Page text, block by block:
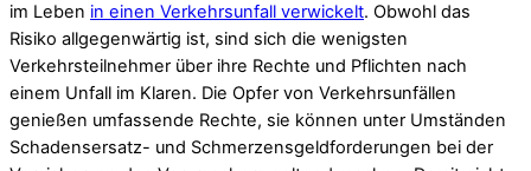
im Leben in einen Verkehrsunfall verwickelt. Obwohl das
Risiko allgegenwärtig ist, sind sich die wenigsten
Verkehrsteilnehmer über ihre Rechte und Pflichten nach
einem Unfall im Klaren. Die Opfer von Verkehrsunfällen
genießen umfassende Rechte, sie können unter Umständen
Schadensersatz- und Schmerzensgeldforderungen bei der